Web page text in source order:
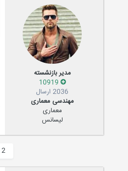
مدیر بازنشسته
2036 ارسال
مهندسی معماری
معماری
لیسانس
2 سال بعد...